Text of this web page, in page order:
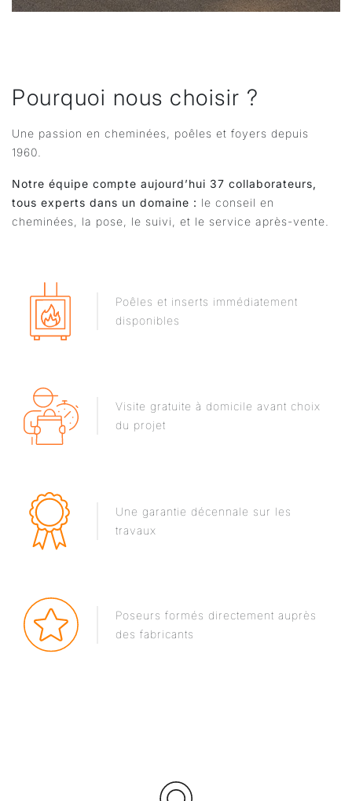
Pourquoi nous choisir ?
Une passion en cheminées, poêles et foyers depuis
1960.
Notre équipe compte aujourd’hui 37 collaborateurs,
tous experts dans un domaine : le conseil en
cheminées, la pose, le suivi, et le service après-vente.
Visite gratuite à domicile avant choix
du projet
Poêles et inserts immédiatement
disponibles
Poseurs formés directement auprès
des fabricants
Une garantie décennale sur les
travaux